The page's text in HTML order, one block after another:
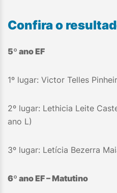
Confira o
5º ano EF
1º lugar: Victor Telles
2º lugar: Lethicia Leite
ano L)
3º lugar: Letícia Bezerra
6º ano EF – Matutino